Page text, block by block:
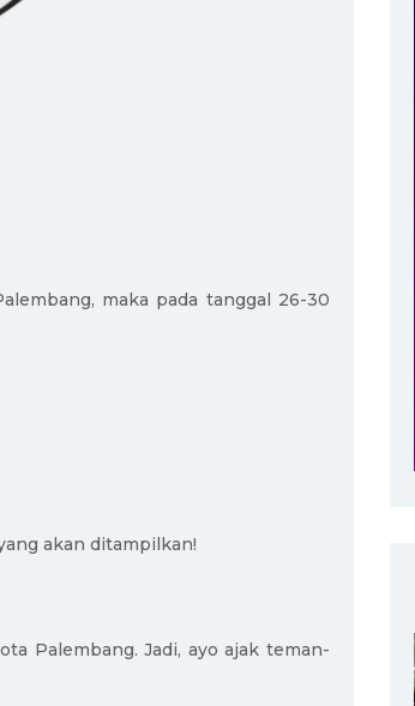
maka pada tanggal 26-30
akan ditampilkan!
Palembang. Jadi, ayo ajak teman-